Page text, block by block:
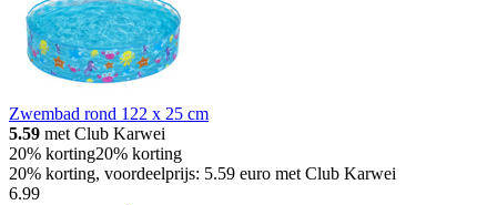
Zwembad rond 122 x 25 cm
5.59 met Club Karwei
20% korting20% korting
20% korting, voordeelprijs: 5.59 euro met Club Karwei
6.99